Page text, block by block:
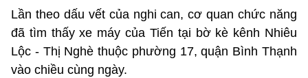
Lần theo dấu vết của nghi can, cơ quan chức năng
đã tìm thấy xe máy của Tiến tại bờ kè kênh Nhiêu
Lộc - Thị Nghè thuộc phường 17, quận Bình Thạnh
vào chiều cùng ngày.